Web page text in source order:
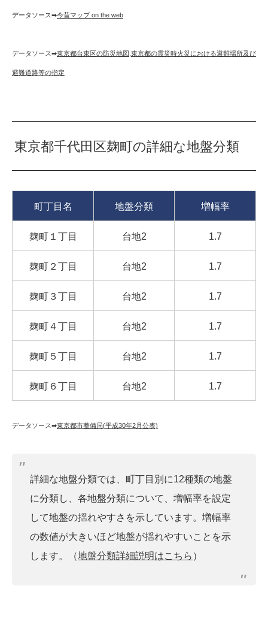
データソース➡︎今昔マップ on the web
データソース➡︎東京都台東区の防災地図 東京都の震災時火災における避難場所及び
避難道路等の指定
東京都千代田区麹町の詳細な地盤分類
町丁目名 地盤分類 増幅率
麹町１丁目 台地2 1.7
麹町２丁目 台地2 1.7
麹町３丁目 台地2 1.7
麹町４丁目 台地2 1.7
麹町５丁目 台地2 1.7
麹町６丁目 台地2 1.7
データソース➡︎東京都市整備局(平成30年2月公表)
詳細な地盤分類では、町丁目別に12種類の地盤
に分類し、各地盤分類について、増幅率を設定
して地盤の揺れやすさを示しています。増幅率
の数値が大きいほど地盤が揺れやすいことを示
します。（地盤分類詳細説明はこちら ）